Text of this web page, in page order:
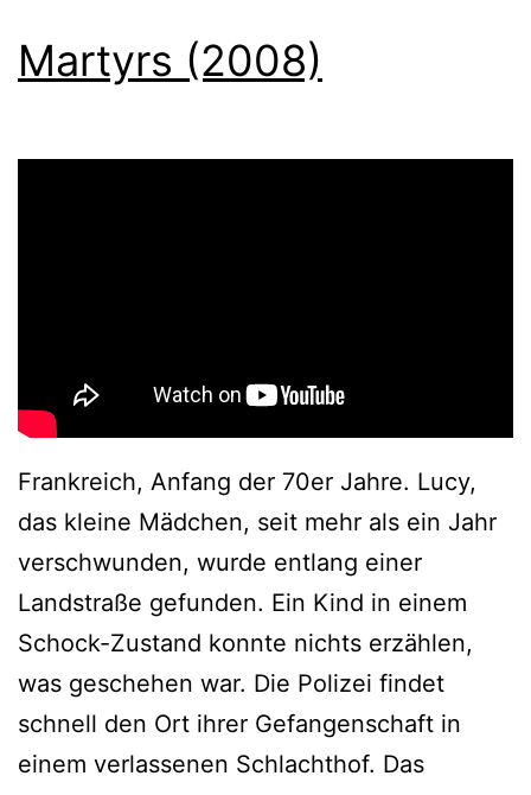
Martyrs (2008)
Frankreich, Anfang der 70er Jahre. Lucy,
das kleine Mädchen, seit mehr als ein Jahr
verschwunden, wurde entlang einer
Landstraße gefunden. Ein Kind in einem
Schock-Zustand konnte nichts erzählen,
was geschehen war. Die Polizei findet
schnell den Ort ihrer Gefangenschaft in
einem verlassenen Schlachthof. Das